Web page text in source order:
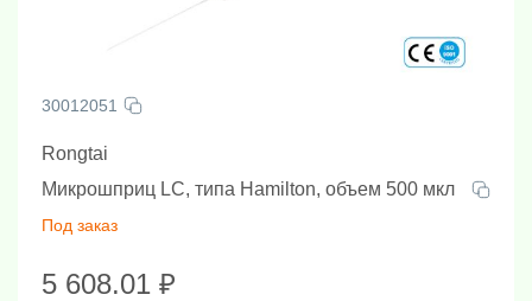
30012051
Rongtai
Микрошприц LC, типа Hamilton, объем 500 мкл
Под заказ
5 608.01 ₽